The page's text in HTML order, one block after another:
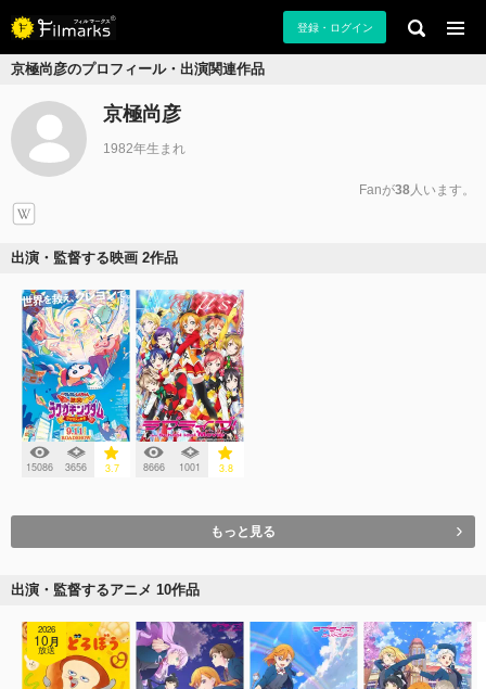
登録・ログイン
京極尚彦のプロフィール・出演関連作品
京極尚彦
1982年生まれ
Fanが38人います。
出演・監督する映画 2作品
15086 3656 3.7 8666 1001 3.8
もっと見る
出演・監督するアニメ 10作品
2026
10 月
放送